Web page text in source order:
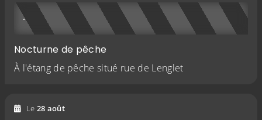
Nocturne de pêche
À l'étang de pêche situé rue de Lenglet
Le 28 août2026